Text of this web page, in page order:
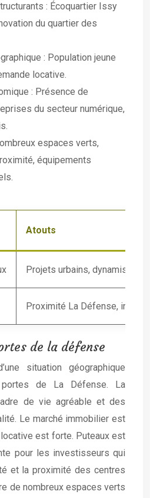
: Écoquartier Issy
du quartier des
: Population jeune
locative.
: Présence de
du secteur numérique,
espaces verts,
équipements
Atouts
Projets urbains, dynamisme
Proximité La Défense,
de la défense
situation géographique
portes de La Défense. La
de vie agréable et des
Le marché immobilier est
est forte. Puteaux est
pour les investisseurs qui
et la proximité des centres
de nombreux espaces verts